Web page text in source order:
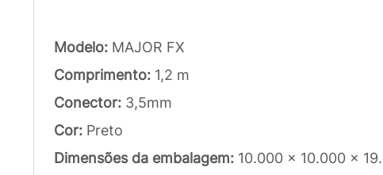
Modelo: MAJOR FX
Comprimento: 1,2 m
Conector: 3,5mm
Cor: Preto
Dimensões da embalagem: 10.000 x 10.000 x